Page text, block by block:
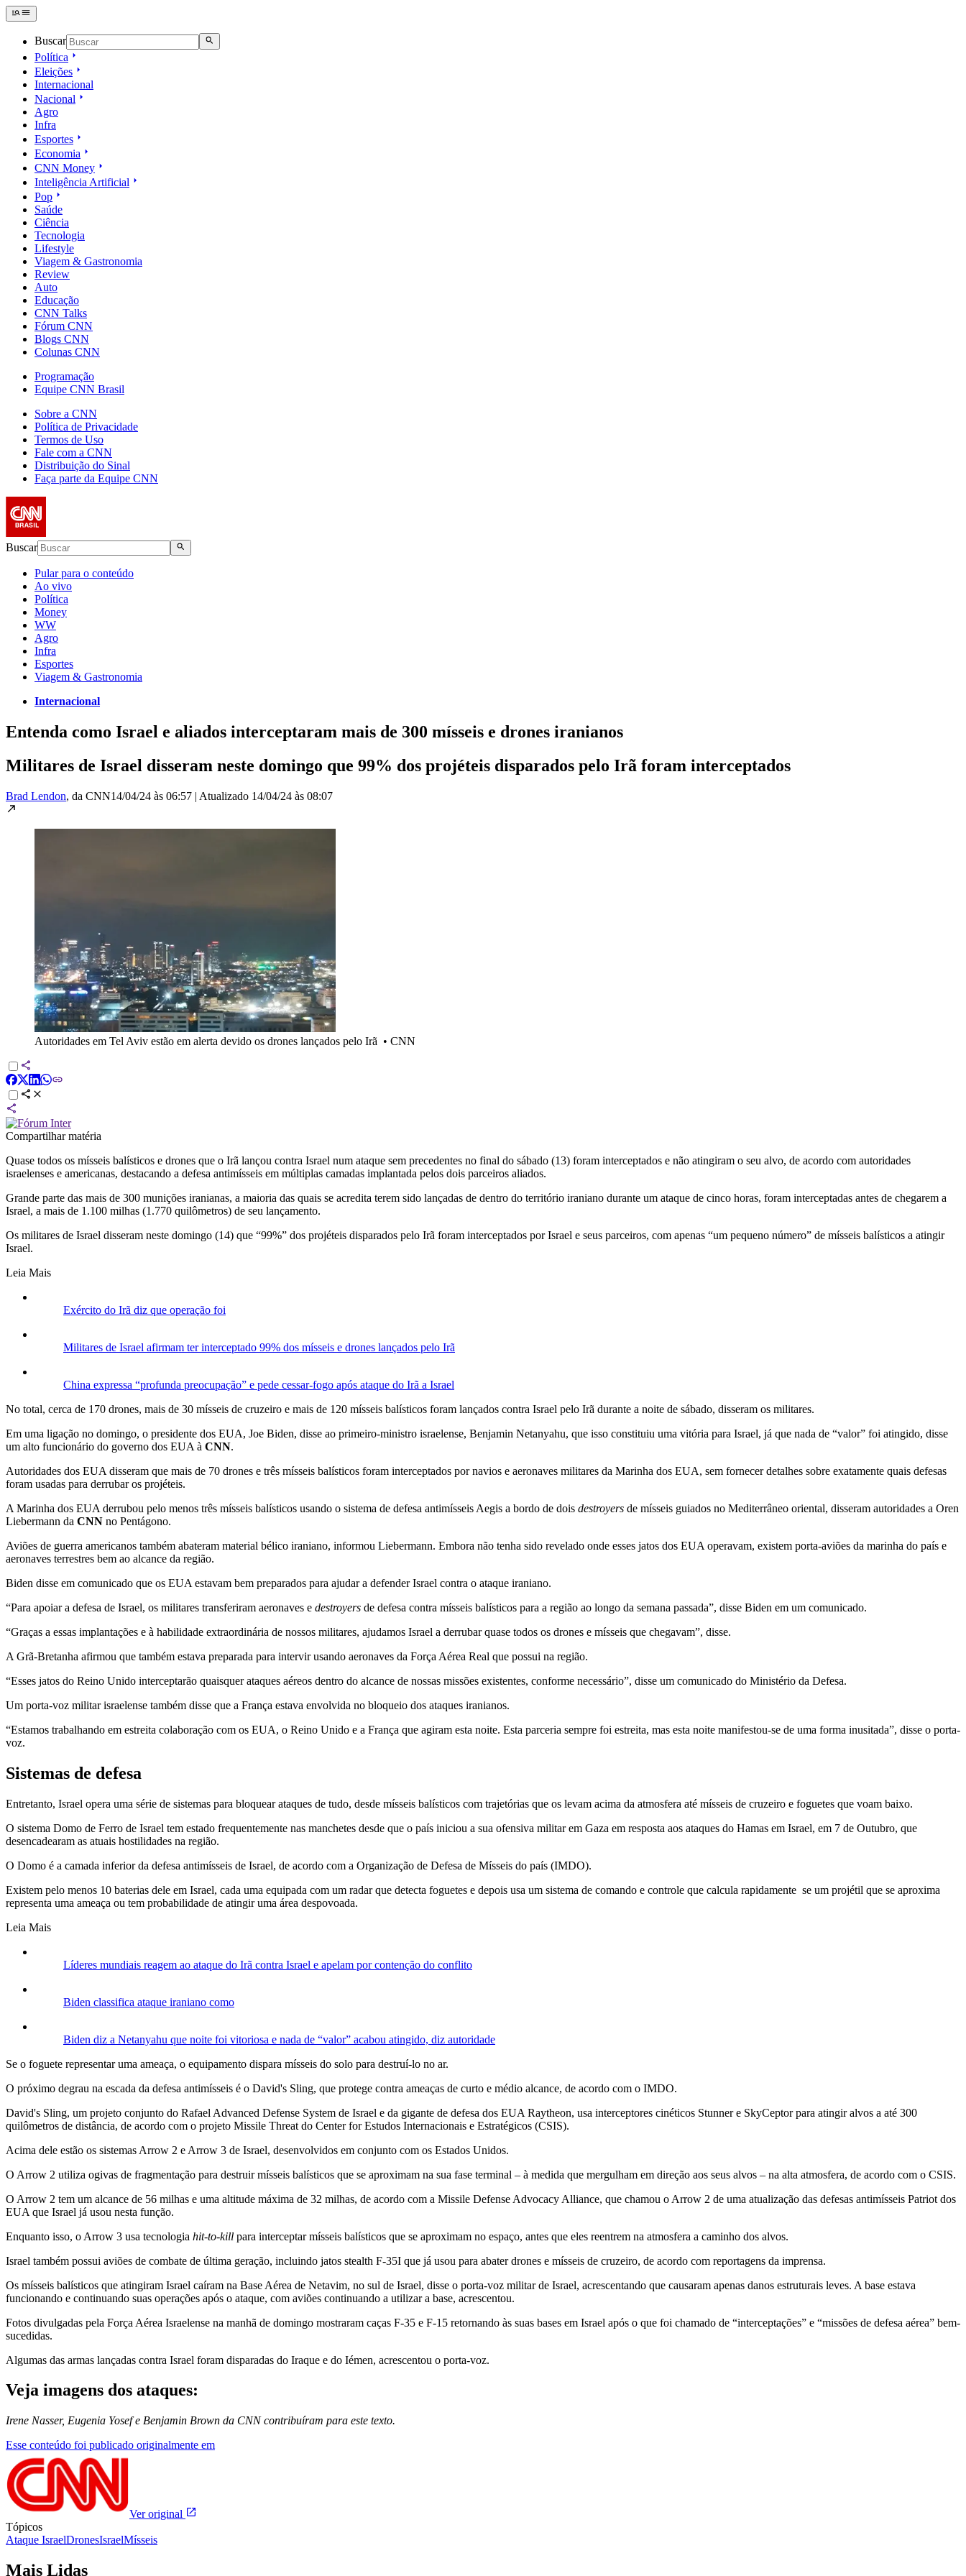
Buscar
Política
Eleições
Internacional
Nacional
Agro
Infra
Esportes
Economia
CNN Money
Inteligência Artificial
Pop
Saúde
Ciência
Tecnologia
Lifestyle
Viagem & Gastronomia
Review
Auto
Educação
CNN Talks
Fórum CNN
Blogs CNN
Colunas CNN
Programação
Equipe CNN Brasil
Sobre a CNN
Política de Privacidade
Termos de Uso
Fale com a CNN
Distribuição do Sinal
Faça parte da Equipe CNN
Buscar
Pular para o conteúdo
Ao vivo
Política
Money
WW
Agro
Infra
Esportes
Viagem & Gastronomia
Internacional
Entenda como Israel e aliados interceptaram mais de 300 mísseis e drones iranianos
Militares de Israel disseram neste domingo que 99% dos projéteis disparados pelo Irã foram interceptados
Brad Lendon, da CNN14/04/24 às 06:57 | Atualizado 14/04/24 às 08:07
Autoridades em Tel Aviv estão em alerta devido os drones lançados pelo Irã • CNN
Compartilhar matéria
Quase todos os mísseis balísticos e drones que o Irã lançou contra Israel num ataque sem precedentes no final do sábado (13) foram interceptados e não atingiram o seu alvo, de acordo com autoridades
israelenses e americanas, destacando a defesa antimísseis em múltiplas camadas implantada pelos dois parceiros aliados.
Grande parte das mais de 300 munições iranianas, a maioria das quais se acredita terem sido lançadas de dentro do território iraniano durante um ataque de cinco horas, foram interceptadas antes de chegarem a
Israel, a mais de 1.100 milhas (1.770 quilômetros) de seu lançamento.
Os militares de Israel disseram neste domingo (14) que “99%” dos projéteis disparados pelo Irã foram interceptados por Israel e seus parceiros, com apenas “um pequeno número” de mísseis balísticos a atingir
Israel.
Leia Mais
Exército do Irã diz que operação foi
Militares de Israel afirmam ter interceptado 99% dos mísseis e drones lançados pelo Irã
China expressa “profunda preocupação” e pede cessar-fogo após ataque do Irã a Israel
No total, cerca de 170 drones, mais de 30 mísseis de cruzeiro e mais de 120 mísseis balísticos foram lançados contra Israel pelo Irã durante a noite de sábado, disseram os militares.
Em uma ligação no domingo, o presidente dos EUA, Joe Biden, disse ao primeiro-ministro israelense, Benjamin Netanyahu, que isso constituiu uma vitória para Israel, já que nada de “valor” foi atingido, disse
um alto funcionário do governo dos EUA à CNN.
Autoridades dos EUA disseram que mais de 70 drones e três mísseis balísticos foram interceptados por navios e aeronaves militares da Marinha dos EUA, sem fornecer detalhes sobre exatamente quais defesas
foram usadas para derrubar os projéteis.
A Marinha dos EUA derrubou pelo menos três mísseis balísticos usando o sistema de defesa antimísseis Aegis a bordo de dois destroyers de mísseis guiados no Mediterrâneo oriental, disseram autoridades a Oren
Liebermann da CNN no Pentágono.
Aviões de guerra americanos também abateram material bélico iraniano, informou Liebermann. Embora não tenha sido revelado onde esses jatos dos EUA operavam, existem porta-aviões da marinha do país e
aeronaves terrestres bem ao alcance da região.
Biden disse em comunicado que os EUA estavam bem preparados para ajudar a defender Israel contra o ataque iraniano.
“Para apoiar a defesa de Israel, os militares transferiram aeronaves e destroyers de defesa contra mísseis balísticos para a região ao longo da semana passada”, disse Biden em um comunicado.
“Graças a essas implantações e à habilidade extraordinária de nossos militares, ajudamos Israel a derrubar quase todos os drones e mísseis que chegavam”, disse.
A Grã-Bretanha afirmou que também estava preparada para intervir usando aeronaves da Força Aérea Real que possui na região.
“Esses jatos do Reino Unido interceptarão quaisquer ataques aéreos dentro do alcance de nossas missões existentes, conforme necessário”, disse um comunicado do Ministério da Defesa.
Um porta-voz militar israelense também disse que a França estava envolvida no bloqueio dos ataques iranianos.
“Estamos trabalhando em estreita colaboração com os EUA, o Reino Unido e a França que agiram esta noite. Esta parceria sempre foi estreita, mas esta noite manifestou-se de uma forma inusitada”, disse o porta-
voz.
Sistemas de defesa
Entretanto, Israel opera uma série de sistemas para bloquear ataques de tudo, desde mísseis balísticos com trajetórias que os levam acima da atmosfera até mísseis de cruzeiro e foguetes que voam baixo.
O sistema Domo de Ferro de Israel tem estado frequentemente nas manchetes desde que o país iniciou a sua ofensiva militar em Gaza em resposta aos ataques do Hamas em Israel, em 7 de Outubro, que
desencadearam as atuais hostilidades na região.
O Domo é a camada inferior da defesa antimísseis de Israel, de acordo com a Organização de Defesa de Mísseis do país (IMDO).
Existem pelo menos 10 baterias dele em Israel, cada uma equipada com um radar que detecta foguetes e depois usa um sistema de comando e controle que calcula rapidamente se um projétil que se aproxima
representa uma ameaça ou tem probabilidade de atingir uma área despovoada.
Leia Mais
Líderes mundiais reagem ao ataque do Irã contra Israel e apelam por contenção do conflito
Biden classifica ataque iraniano como
Biden diz a Netanyahu que noite foi vitoriosa e nada de “valor” acabou atingido, diz autoridade
Se o foguete representar uma ameaça, o equipamento dispara mísseis do solo para destruí-lo no ar.
O próximo degrau na escada da defesa antimísseis é o David's Sling, que protege contra ameaças de curto e médio alcance, de acordo com o IMDO.
David's Sling, um projeto conjunto do Rafael Advanced Defense System de Israel e da gigante de defesa dos EUA Raytheon, usa interceptores cinéticos Stunner e SkyCeptor para atingir alvos a até 300
quilômetros de distância, de acordo com o projeto Missile Threat do Center for Estudos Internacionais e Estratégicos (CSIS).
Acima dele estão os sistemas Arrow 2 e Arrow 3 de Israel, desenvolvidos em conjunto com os Estados Unidos.
O Arrow 2 utiliza ogivas de fragmentação para destruir mísseis balísticos que se aproximam na sua fase terminal – à medida que mergulham em direção aos seus alvos – na alta atmosfera, de acordo com o CSIS.
O Arrow 2 tem um alcance de 56 milhas e uma altitude máxima de 32 milhas, de acordo com a Missile Defense Advocacy Alliance, que chamou o Arrow 2 de uma atualização das defesas antimísseis Patriot dos
EUA que Israel já usou nesta função.
Enquanto isso, o Arrow 3 usa tecnologia hit-to-kill para interceptar mísseis balísticos que se aproximam no espaço, antes que eles reentrem na atmosfera a caminho dos alvos.
Israel também possui aviões de combate de última geração, incluindo jatos stealth F-35I que já usou para abater drones e mísseis de cruzeiro, de acordo com reportagens da imprensa.
Os mísseis balísticos que atingiram Israel caíram na Base Aérea de Netavim, no sul de Israel, disse o porta-voz militar de Israel, acrescentando que causaram apenas danos estruturais leves. A base estava
funcionando e continuando suas operações após o ataque, com aviões continuando a utilizar a base, acrescentou.
Fotos divulgadas pela Força Aérea Israelense na manhã de domingo mostraram caças F-35 e F-15 retornando às suas bases em Israel após o que foi chamado de “interceptações” e “missões de defesa aérea” bem-
sucedidas.
Algumas das armas lançadas contra Israel foram disparadas do Iraque e do Iémen, acrescentou o porta-voz.
Veja imagens dos ataques:
Irene Nasser, Eugenia Yosef e Benjamin Brown da CNN contribuíram para este texto.
Esse conteúdo foi publicado originalmente em
Ver original
Tópicos
Ataque IsraelDronesIsraelMísseis
Mais Lidas